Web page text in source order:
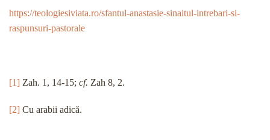
https://teologiesiviata.ro/sfantul-anastasie-sinaitul-intrebari-si-
raspunsuri-pastorale
[1] Zah. 1, 14-15; cf. Zah 8, 2.
[2] Cu arabii adică.